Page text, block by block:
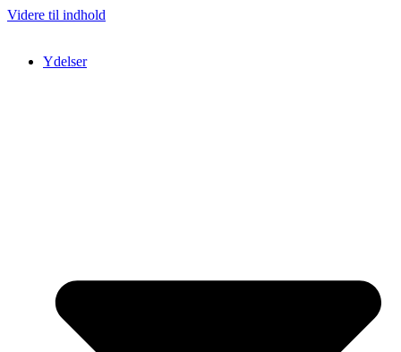
Videre til indhold
Ydelser